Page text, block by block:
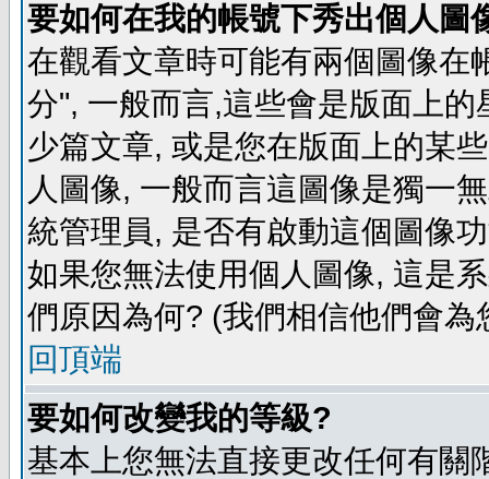
要如何在我的帳號下秀出個人圖
在觀看文章時可能有兩個圖像在
分", 一般而言,這些會是版面上
少篇文章, 或是您在版面上的某
人圖像, 一般而言這圖像是獨一
統管理員, 是否有啟動這個圖像
如果您無法使用個人圖像, 這是
們原因為何? (我們相信他們會為
回頂端
要如何改變我的等級?
基本上您無法直接更改任何有關